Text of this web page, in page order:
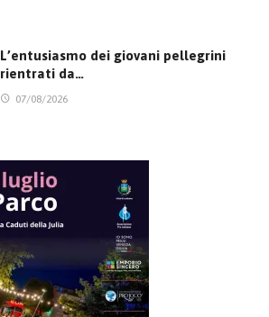
L’entusiasmo dei giovani pellegrini
rientrati da…
07/08/2026